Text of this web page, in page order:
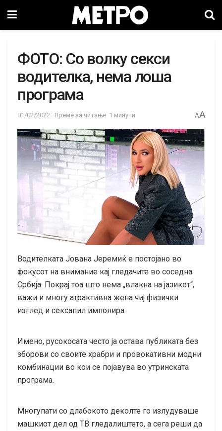
ФОТО: Со волку секси
водителка, нема лоша
програма
01/02/2022 Време за читање: 1 минути AA
Водителката Јована Јеремиќ е постојано во
фокусот на внимание кај гледачите во соседна
Србија. Покрај тоа што нема „влакна на јазикот“,
важи и многу атрактивна жена чиј физички
изглед и сексапил импонира.
Имено, русокосата често ја остава публиката без
зборови со своите храбри и провокативни модни
комбинации во кои се појавува во утринската
програма.
Многупати со длабокото деколте го излудуваше
машкиот дел од ТВ гледалиштето, а сега реши да